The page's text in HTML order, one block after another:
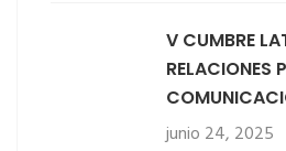
V CUMBRE
RELACIONES
junio 24, 2025